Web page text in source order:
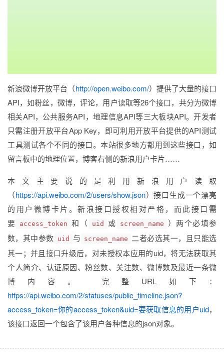
新浪微博开放平台（http://open.weibo.com/）提供了大量的接口
API，如粉丝，微博，评论，用户读取等26个接口，共分为微博
相关API，公共服务API，地理信息API等三大板块API。开发者
只需注册开放平台App Key，即可利用开放平台提供的API测试
工具测试各个不同的接口。本站很多地方都用到这些接口，如
留言板中的地理位置，博客右侧的新浪用户卡片……
本文主要说的是利用新浪用户读取
（https://api.weibo.com/2/users/show.json）接口生成一个漂亮
的用户微博卡片。新浪接口授权相对严格，而此接口需
要
access_token 和（ uid 或 screen_name
）两个必填参
数，其中参数 uid 与 screen_name
二者必选其一，且只能选
其一；并且接口升级后，对未授权本应用的uid，将无法获取其
个人简介、认证原因、粉丝数、关注数、微博数及最近一条微
博内容。 完整URL如下：
https://api.weibo.com/2/statuses/public_timeline.json?
access_token=你的access_token&uid=要获取信息的用户uid，
该接口返回一个包含了该用户各种信息的json对象。